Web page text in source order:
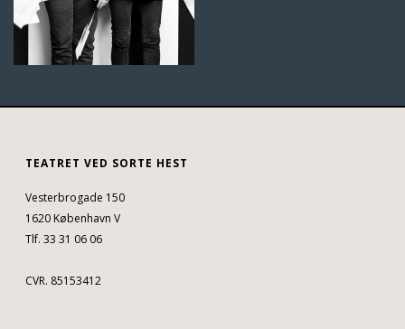
TEATRET VED SORTE HEST
Vesterbrogade 150
1620 København V
Tlf. 33 31 06 06
CVR. 85153412